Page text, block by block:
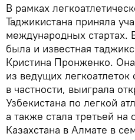
В рамках
Таджикистана приняла
международных стартах.
была и известная
Кристина Пронженко.
из ведущих
в частности, выиграла
Узбекистана по легкой
а также стала третьей
Казахстана в Алмате в